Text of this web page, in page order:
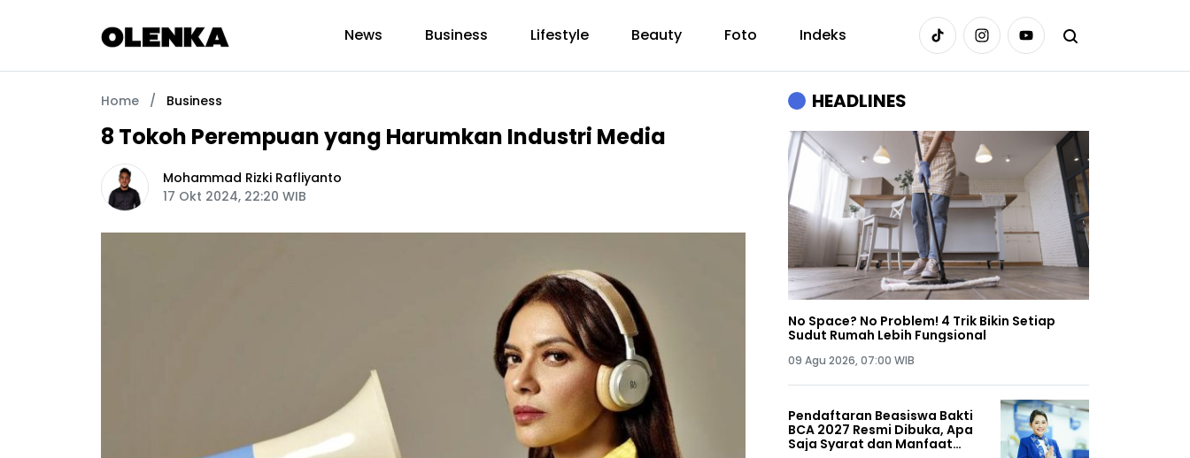
News Business Lifestyle Beauty Foto Indeks
Home / Business
8 Tokoh Perempuan yang Harumkan Industri Media
Mohammad Rizki Rafliyanto
17 Okt 2024, 22:20 WIB
HEADLINES
No Space? No Problem! 4 Trik Bikin Setiap
Sudut Rumah Lebih Fungsional
09 Agu 2026, 07:00 WIB
Pendaftaran Beasiswa Bakti
BCA 2027 Resmi Dibuka, Apa
Saja Syarat dan Manfaat